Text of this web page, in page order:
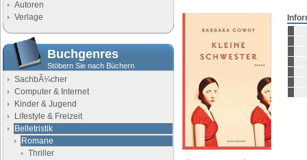
Autoren
Verlage
Buchgenres
Stöbern Sie nach Büchern
SachbÃ¼cher
Computer & Internet
Kinder & Jugend
Lifestyle & Freizeit
Belletristik
Romane
Thriller